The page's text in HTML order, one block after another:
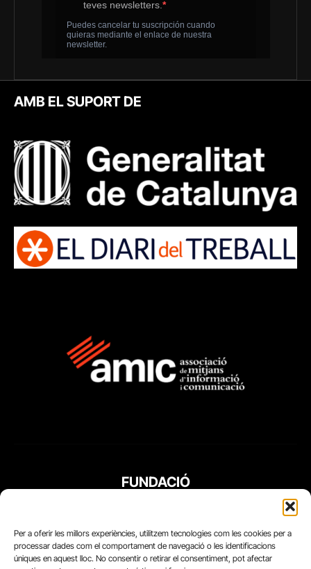
Per a oferir les millors experiències, utilitzem tecnologies com les cookies per a
processar dades com el comportament de navegació o les identificacions
úniques en aquest lloc. No consentir o retirar el consentiment, pot afectar
AMB EL SUPORT DE
FUNDACIÓ